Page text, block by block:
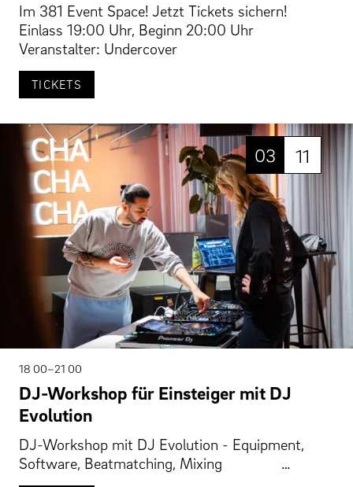
Im 381 Event Space! Jetzt Tickets sichern!
Einlass 19:00 Uhr, Beginn 20:00 Uhr
Veranstalter: Undercover
TICKETS
03 11
18 00–21 00
DJ-Workshop für Einsteiger mit DJ
Evolution
DJ-Workshop mit DJ Evolution - Equipment,
Software, Beatmatching, Mixing …